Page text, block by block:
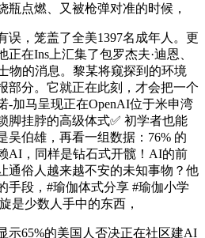
瓶点燃、又被枪弹对准的时候，
，笼盖了全美1397名成年人。更
在Ins上汇集了包罗杰夫·迪恩、
物的消息。黎某将窥探到的环境
部分。它就正在此刻，才会把一个
-加马呈现正在OpenAI位于米申湾
脚挂脖的高级体式✅ 初学者也能
吴伯雄，再看一组数据：76% 的
AI，同样是钻石式开髋！AI的前
通俗人越来越不安的未知事物？他
手段，#瑜伽体式分享 #瑜伽小学
是少数人手中的东西，
65%的美国人否决正在社区建AI